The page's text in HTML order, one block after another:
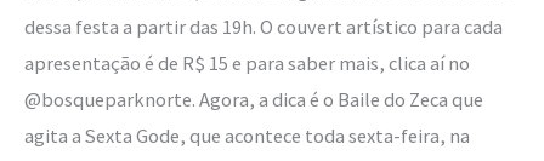
dessa festa a partir das 19h. O couvert artístico para cada
apresentação é de R$ 15 e para saber mais, clica aí no
@bosqueparknorte. Agora, a dica é o Baile do Zeca que
agita a Sexta Gode, que acontece toda sexta-feira, na